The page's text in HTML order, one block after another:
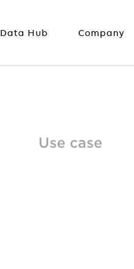
Data Hub Company